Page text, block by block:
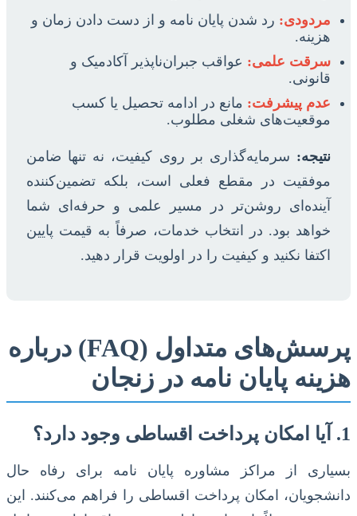
مردودی: رد شدن پایان نامه و از دست دادن زمان و
هزینه.
سرقت علمی: عواقب جبران‌ناپذیر آکادمیک و
قانونی.
عدم پیشرفت: مانع در ادامه تحصیل یا کسب
موقعیت‌های شغلی مطلوب.
نتیجه: سرمایه‌گذاری بر روی کیفیت، نه تنها ضامن
موفقیت در مقطع فعلی است، بلکه تضمین‌کننده
آینده‌ای روشن‌تر در مسیر علمی و حرفه‌ای شما
خواهد بود. در انتخاب خدمات، صرفاً به قیمت پایین
اکتفا نکنید و کیفیت را در اولویت قرار دهید.
پرسش‌های متداول (FAQ) درباره
هزینه پایان نامه در زنجان
1. آیا امکان پرداخت اقساطی وجود دارد؟
بسیاری از مراکز مشاوره پایان نامه برای رفاه حال
دانشجویان، امکان پرداخت اقساطی را فراهم می‌کنند. این